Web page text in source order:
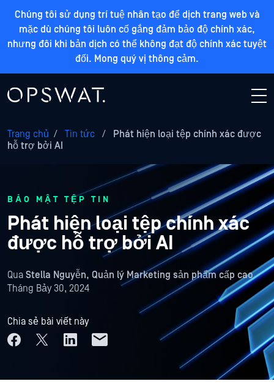
Chúng tôi sử dụng trí tuệ nhân tạo để dịch trang web và
mặc dù chúng tôi luôn cố gắng đảm bảo độ chính xác,
nhưng đôi khi bản dịch có thể không đạt độ chính xác tuyệt
đối. Mong quý vị thông cảm.
Trang chủ / Tin tức /
Phát hiện loại tệp chính xác được
hỗ trợ bởi AI
BẢO MẬT TỆP TIN
Phát hiện loại tệp chính xác
được hỗ trợ bởi AI
Qua Stella Nguyễn, Quản lý Marketing sản phẩm cấp cao
Tháng Bảy 30, 2024
Chia sẻ bài viết này